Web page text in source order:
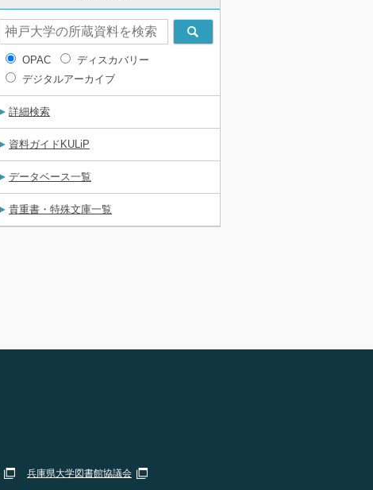
OPAC
ディスカバリー
デジタルアーカイブ
詳細検索
資料ガイドKULiP
データベース一覧
貴重書・特殊文庫一覧
兵庫県大学図書館協議会